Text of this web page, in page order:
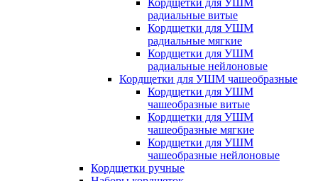
Кордщетки для УШМ
радиальные витые
Кордщетки для УШМ
радиальные мягкие
Кордщетки для УШМ
радиальные нейлоновые
Кордщетки для УШМ чашеобразные
Кордщетки для УШМ
чашеобразные витые
Кордщетки для УШМ
чашеобразные мягкие
Кордщетки для УШМ
чашеобразные нейлоновые
Кордщетки ручные